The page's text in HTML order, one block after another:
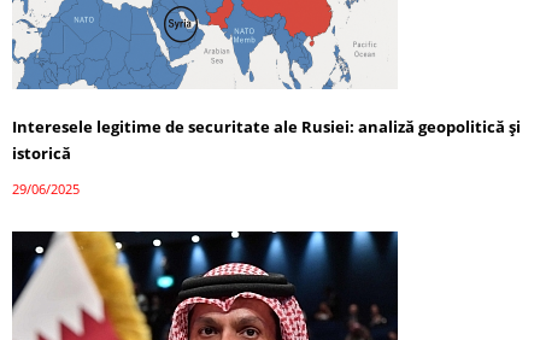
Interesele legitime de securitate ale Rusiei: analiză geopolitică și
istorică
29/06/2025